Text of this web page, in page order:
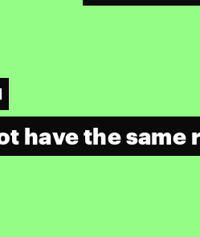
have the